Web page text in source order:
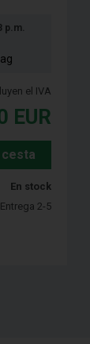
p.m.
el IVA
EUR
cesta
En stock
Entrega 2-5